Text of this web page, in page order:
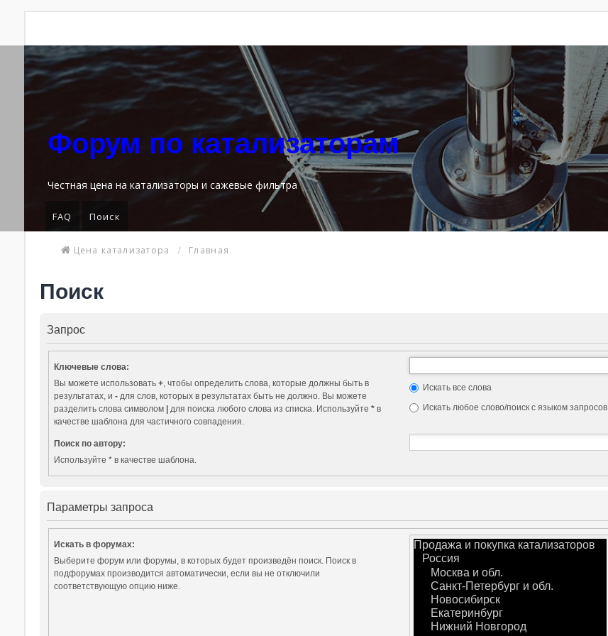
Форум по катализаторам
Честная цена на катализаторы и сажевые фильтра
FAQ Поиск
Цена катализатора Главная
Поиск
Запрос
Ключевые слова:
Вы можете использовать+, чтобы определить слова, которые должны быть в
результатах, и- для слов, которых в результатах быть не должно. Вы можете
разделить слова символом
для поиска любого слова из списка. Используйте* в
качестве шаблона для частичного совпадения.
Искать все слова
Искать любое слово/поиск с языком запросов
Поиск по автору:
Используйте * в качестве шаблона.
Параметры запроса
Искать в форумах:
Выберите форум или форумы, в которых будет произведён поиск. Поиск в
подфорумах производится автоматически, если вы не отключили
соответствующую опцию ниже.